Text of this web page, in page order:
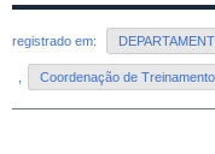
registrado em:
Coordenação de